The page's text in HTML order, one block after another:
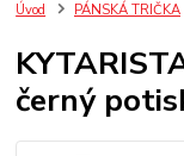
Úvod PÁNSKÁ TRIČKA
černý